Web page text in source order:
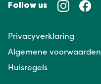
Follow us
Privacyverklaring
Algemene voorwaarden
Huisregels